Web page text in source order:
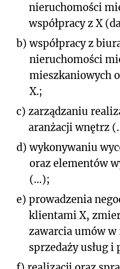
nieruchomości
współpracy z X
b) współpracy z
nieruchomości
mieszkaniowych
X.;
c) zarządzaniu
aranżacji wnętrz
d) wykonywaniu
oraz elementów
(…);
e) prowadzenia
klientami X,
zawarcia umów
sprzedaży usług i